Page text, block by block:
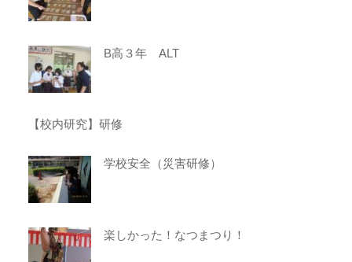
B高３年 ALT
【校内研究】研修
学校安全（災害研修）
楽しかった！なつまつり！